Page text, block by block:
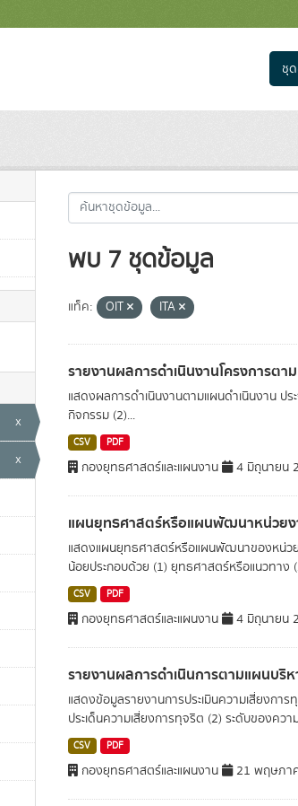
ชุ
x
x
พบ 7 ชุดข้อมูล
แท็ค: OIT ITA
รายงานผลการดำเนินงานโครงการต
แสดงผลการดำเนินงานตามแผนดำเนินงาน ป
กิจกรรม (2)...
CSV PDF
กองยุทธศาสตร์และแผนงาน 4 มิถุนายน
แผนยุทธศาสตร์หรือแผนพัฒนาหน่วย
แสดงแผนยุทธศาสตร์หรือแผนพัฒนาของหน่วย
น้อยประกอบด้วย (1) ยุทธศาสตร์หรือแนวทาง
CSV PDF
กองยุทธศาสตร์และแผนงาน 4 มิถุนายน
รายงานผลการดำเนินการตามแผนบริ
แสดงข้อมูลรายงานการประเมินความเสี่ยงก
ประเด็นความเสี่ยงการทุจริต (2) ระดับของควา
CSV PDF
กองยุทธศาสตร์และแผนงาน 21 พฤษภา